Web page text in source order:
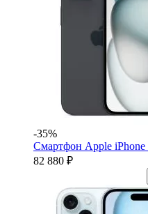
-35%
Смартфон Apple
82 880 ₽